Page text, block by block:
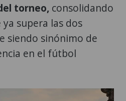
torneo, consolidando
supera las dos
siendo sinónimo de
en el fútbol